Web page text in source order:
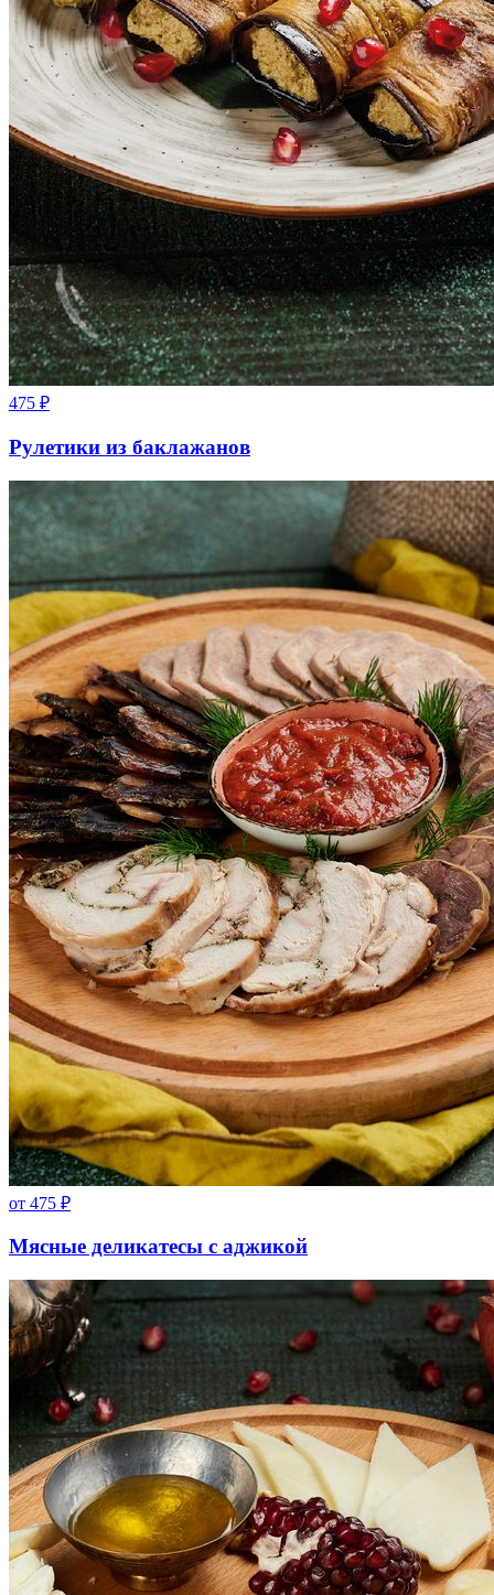
475 ₽
Рулетики из баклажанов
от 475 ₽
Мясные деликатесы с аджикой